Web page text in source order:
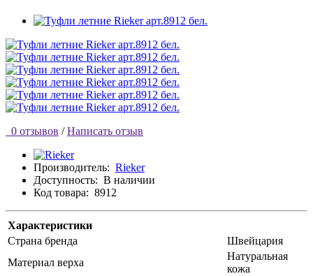
0 отзывов / Написать отзыв
Производитель: Rieker
Доступность: В наличии
Код товара: 8912
Характеристики
Страна бренда
Швейцария
Материал верха
Натуральная
кожа